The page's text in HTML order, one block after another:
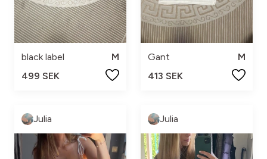
black label
M
499 SEK
Gant
M
413 SEK
Julia Julia